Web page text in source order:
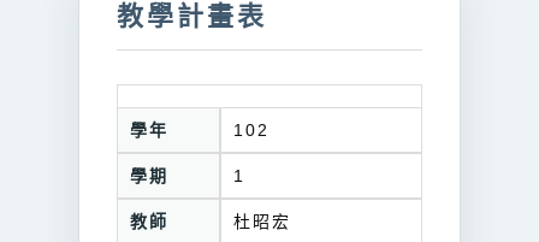
教學計畫表
學年 102
學期 1
教師 杜昭宏